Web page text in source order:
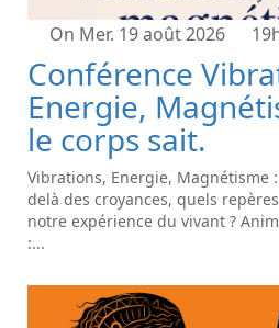
On Mer. 19 août 2026
Conférence
Energie,
le corps sait.
Vibrations, Energie, Magnétisme
delà des croyances, quels
notre expérience du vivant ?
:...